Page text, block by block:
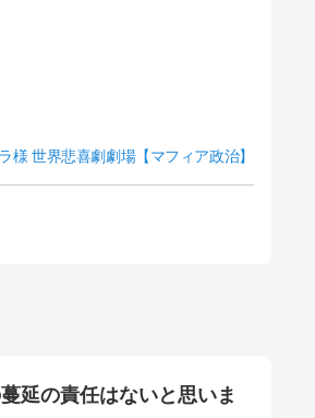
様 世界悲喜劇劇場【マフィア政治】
延の責任はないと思いま